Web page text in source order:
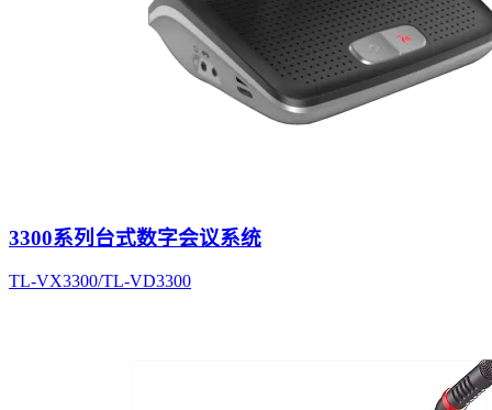
3300系列台式数字会议系统
TL-VX3300/TL-VD3300